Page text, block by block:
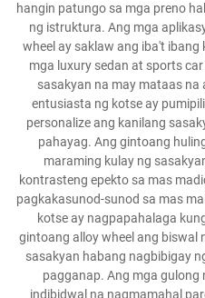
hangin patungo sa mga preno
ng istruktura. Ang mga
wheel ay saklaw ang iba't
mga luxury sedan at sports
sasakyan na may mataas
entusiasta ng kotse ay
personalize ang kanilang
pahayag. Ang gintoang
maraming kulay ng
kontrasteng epekto sa mas
pagkakasunod-sunod sa mas
kotse ay nagpapahalaga
gintoang alloy wheel ang biswal
sasakyan habang nagbibigay
pagganap. Ang mga gulong
indibidwal na nagmamahal